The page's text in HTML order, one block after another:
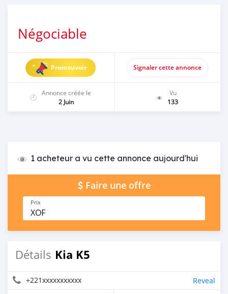
Négociable
Promouvoir Signaler cette annonce
Annonce créée le
2 Juin
Vu
133
1 acheteur a vu cette annonce aujourd'hui
Faire une offre
Prix
XOF
Détails Kia K5
+221xxxxxxxxxxx Reveal